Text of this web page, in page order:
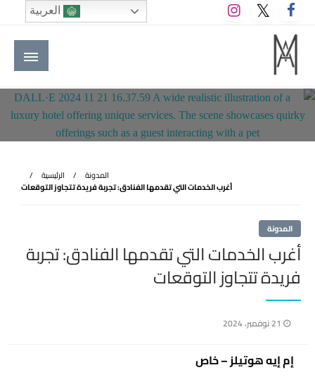
التخطي
إلى
المحتوى
M A hotels | إم ايه هوتيلز
الموقع الأول للعاملين في الفنادق في العالم العربي
الرئيسية
المدونة
أغرب الخدمات التي تقدمها الفنادق: تجربة فريدة تتجاوز التوقعات
المدونة
أغرب الخدمات التي تقدمها الفنادق: تجربة
فريدة تتجاوز التوقعات
نُشر
21 نوفمبر، 2024
إم إيه هوتيلز – خاص
العربية